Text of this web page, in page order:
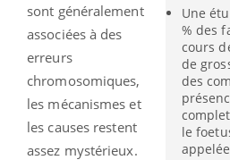
Une
% des
cours
de
des
le
sont généralement
associées à des
erreurs
chromosomiques,
les mécanismes et
les causes restent
assez mystérieux.